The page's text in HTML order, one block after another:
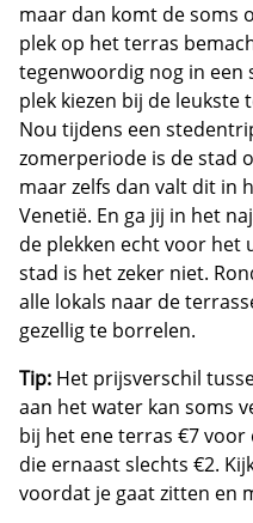
maar dan komt de soms
plek op het terras
tegenwoordig nog in een
plek kiezen bij de
Nou tijdens een
zomerperiode is de stad
maar zelfs dan valt dit in
Venetië. En ga jij in het
de plekken echt voor het
stad is het zeker niet.
alle lokals naar de
gezellig te borrelen.
Tip: Het prijsverschil
aan het water kan soms
bij het ene terras €7
die ernaast slechts €2.
voordat je gaat zitten en